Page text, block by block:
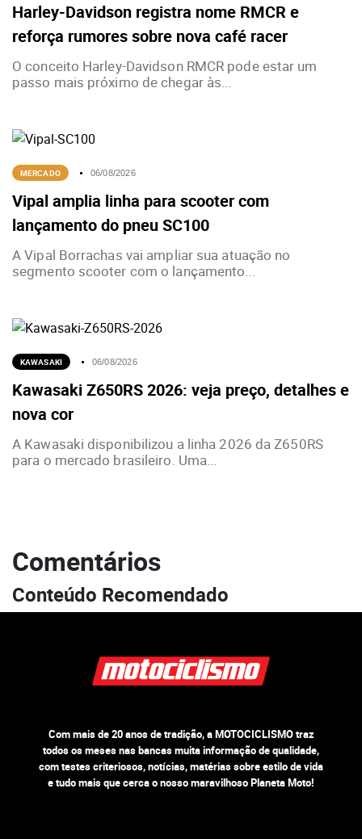
Harley-Davidson registra nome RMCR e
reforça rumores sobre nova café racer
O conceito Harley-Davidson RMCR pode estar um
passo mais próximo de chegar às...
MERCADO 06/08/2026
Vipal amplia linha para scooter com
lançamento do pneu SC100
A Vipal Borrachas vai ampliar sua atuação no
segmento scooter com o lançamento...
KAWASAKI 06/08/2026
Kawasaki Z650RS 2026: veja preço, detalhes e
nova cor
A Kawasaki disponibilizou a linha 2026 da Z650RS
para o mercado brasileiro. Uma...
Comentários
Conteúdo Recomendado
Com mais de 20 anos de tradição, a MOTOCICLISMO traz
todos os meses nas bancas muita informação de qualidade,
com testes criteriosos, notícias, matérias sobre estilo de vida
e tudo mais que cerca o nosso maravilhoso Planeta Moto!